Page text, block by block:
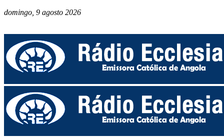
domingo, 9 agosto 2026